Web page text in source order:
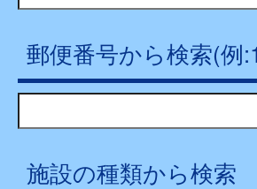
郵便番号から検索(例
施設の種類から検索